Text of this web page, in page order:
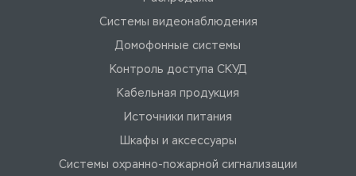
Системы видеонаблюдения
Домофонные системы
Контроль доступа СКУД
Кабельная продукция
Источники питания
Шкафы и аксессуары
Системы охранно-пожарной сигнализации